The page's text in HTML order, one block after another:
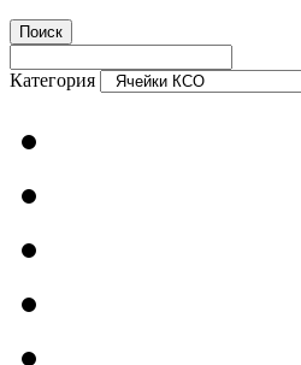
Категория